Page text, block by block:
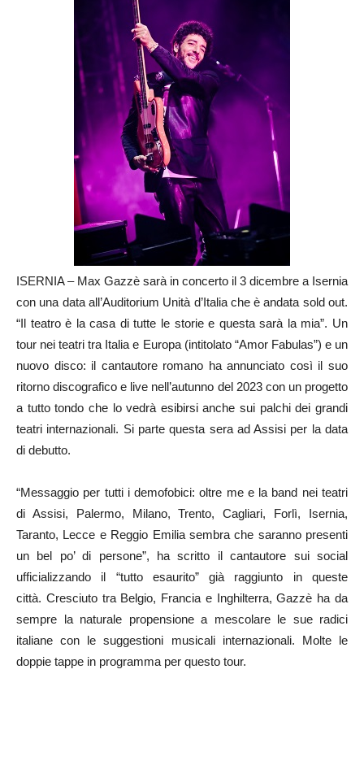
ISERNIA – Max Gazzè sarà in concerto il 3 dicembre a Isernia
con una data all’Auditorium Unità d’Italia che è andata sold out.
“Il teatro è la casa di tutte le storie e questa sarà la mia”. Un
tour nei teatri tra Italia e Europa (intitolato “Amor Fabulas”) e un
nuovo disco: il cantautore romano ha annunciato così il suo
ritorno discografico e live nell’autunno del 2023 con un progetto
a tutto tondo che lo vedrà esibirsi anche sui palchi dei grandi
teatri internazionali. Si parte questa sera ad Assisi per la data
di debutto.
“Messaggio per tutti i demofobici: oltre me e la band nei teatri
di Assisi, Palermo, Milano, Trento, Cagliari, Forlì, Isernia,
Taranto, Lecce e Reggio Emilia sembra che saranno presenti
un bel po’ di persone”, ha scritto il cantautore sui social
ufficializzando il “tutto esaurito” già raggiunto in queste
città. Cresciuto tra Belgio, Francia e Inghilterra, Gazzè ha da
sempre la naturale propensione a mescolare le sue radici
italiane con le suggestioni musicali internazionali. Molte le
doppie tappe in programma per questo tour.